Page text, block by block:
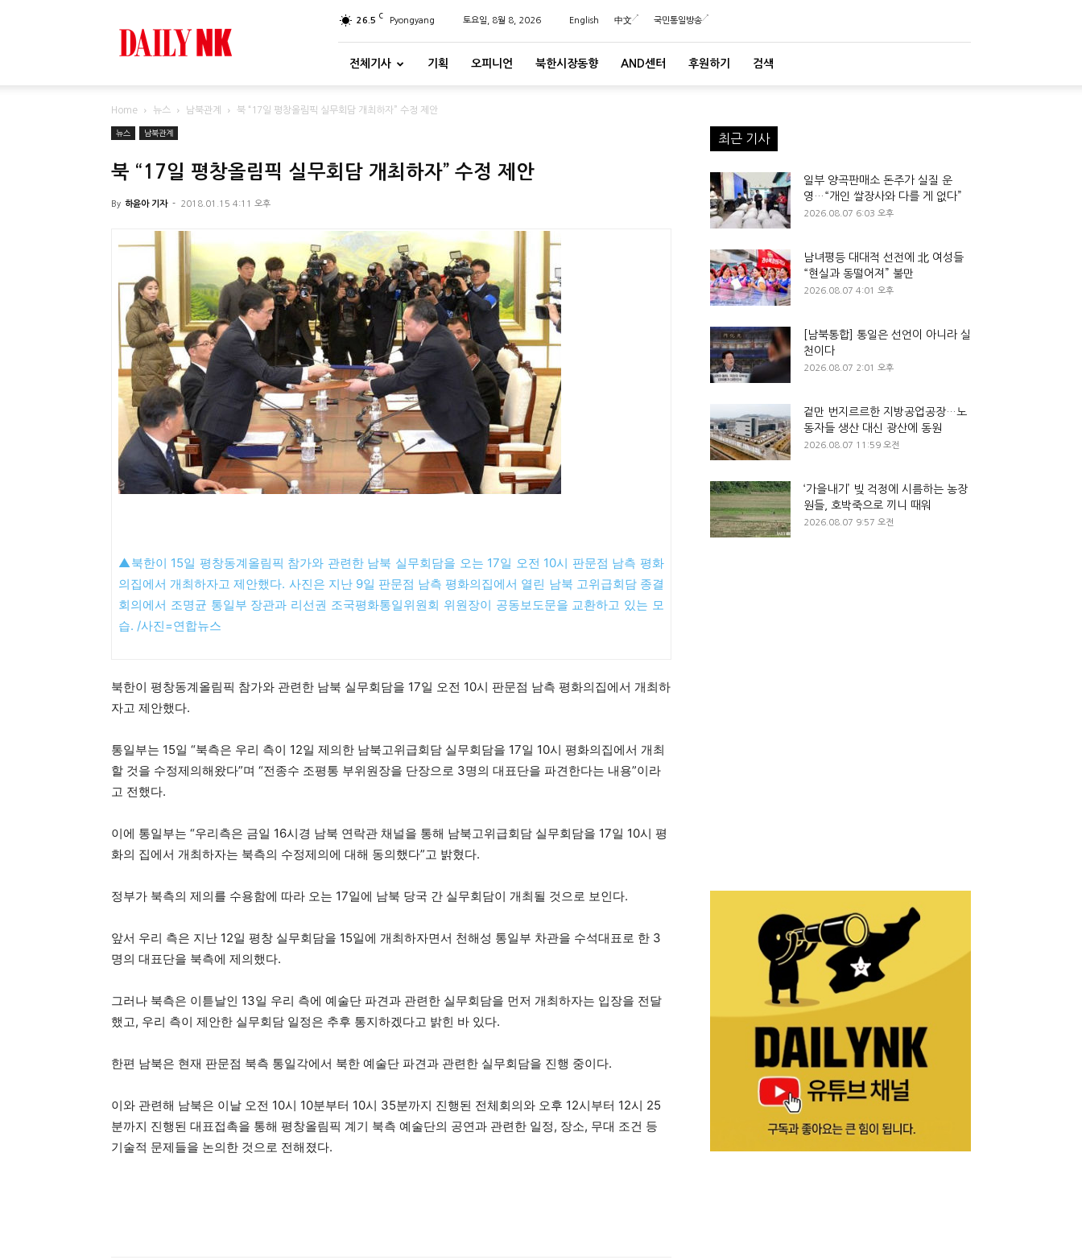
26.5 C Pyongyang 토요일, 8월 8, 2026 English 中文 국민통일방송
전체기사 기획 오피니언 북한시장동향 AND센터 후원하기 검색
Home 뉴스 남북관계 북 “17일 평창올림픽 실무회담 개최하자” 수정 제안
뉴스 남북관계
북 “17일 평창올림픽 실무회담 개최하자” 수정 제안
By 하윤아 기자 - 2018.01.15 4:11 오후
▲북한이 15일 평창동계올림픽 참가와 관련한 남북 실무회담을 오는 17일 오전 10시 판문점 남측 평화
의집에서 개최하자고 제안했다. 사진은 지난 9일 판문점 남측 평화의집에서 열린 남북 고위급회담 종결
회의에서 조명균 통일부 장관과 리선권 조국평화통일위원회 위원장이 공동보도문을 교환하고 있는 모
습. /사진=연합뉴스
북한이 평창동계올림픽 참가와 관련한 남북 실무회담을 17일 오전 10시 판문점 남측 평화의집에서 개최하
자고 제안했다.
통일부는 15일 “북측은 우리 측이 12일 제의한 남북고위급회담 실무회담을 17일 10시 평화의집에서 개최
할 것을 수정제의해왔다”며 “전종수 조평통 부위원장을 단장으로 3명의 대표단을 파견한다는 내용”이라
고 전했다.
이에 통일부는 “우리측은 금일 16시경 남북 연락관 채널을 통해 남북고위급회담 실무회담을 17일 10시 평
화의 집에서 개최하자는 북측의 수정제의에 대해 동의했다”고 밝혔다.
정부가 북측의 제의를 수용함에 따라 오는 17일에 남북 당국 간 실무회담이 개최될 것으로 보인다.
앞서 우리 측은 지난 12일 평창 실무회담을 15일에 개최하자면서 천해성 통일부 차관을 수석대표로 한 3
명의 대표단을 북측에 제의했다.
그러나 북측은 이튿날인 13일 우리 측에 예술단 파견과 관련한 실무회담을 먼저 개최하자는 입장을 전달
했고, 우리 측이 제안한 실무회담 일정은 추후 통지하겠다고 밝힌 바 있다.
한편 남북은 현재 판문점 북측 통일각에서 북한 예술단 파견과 관련한 실무회담을 진행 중이다.
이와 관련해 남북은 이날 오전 10시 10분부터 10시 35분까지 진행된 전체회의와 오후 12시부터 12시 25
분까지 진행된 대표접촉을 통해 평창올림픽 계기 북측 예술단의 공연과 관련한 일정, 장소, 무대 조건 등
기술적 문제들을 논의한 것으로 전해졌다.
최근 기사
일부 양곡판매소 돈주가 실질 운
영…“개인 쌀장사와 다를 게 없다”
2026.08.07 6:03 오후
남녀평등 대대적 선전에 北 여성들
“현실과 동떨어져” 불만
2026.08.07 4:01 오후
[남북통합] 통일은 선언이 아니라 실
천이다
2026.08.07 2:01 오후
겉만 번지르르한 지방공업공장…노
동자들 생산 대신 광산에 동원
2026.08.07 11:59 오전
‘가을내기’ 빚 걱정에 시름하는 농장
원들, 호박죽으로 끼니 때워
2026.08.07 9:57 오전